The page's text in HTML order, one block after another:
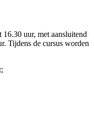
uur, met aansluitend
Tijdens de cursus worden